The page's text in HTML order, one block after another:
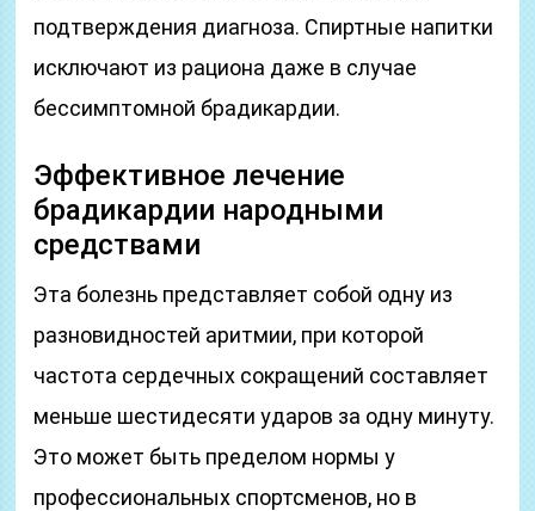
подтверждения диагноза. Спиртные напитки
исключают из рациона даже в случае
бессимптомной брадикардии.
Эффективное лечение
брадикардии народными
средствами
Эта болезнь представляет собой одну из
разновидностей аритмии, при которой
частота сердечных сокращений составляет
меньше шестидесяти ударов за одну минуту.
Это может быть пределом нормы у
профессиональных спортсменов, но в